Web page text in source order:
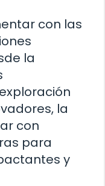
con las
la
la
con
para
y